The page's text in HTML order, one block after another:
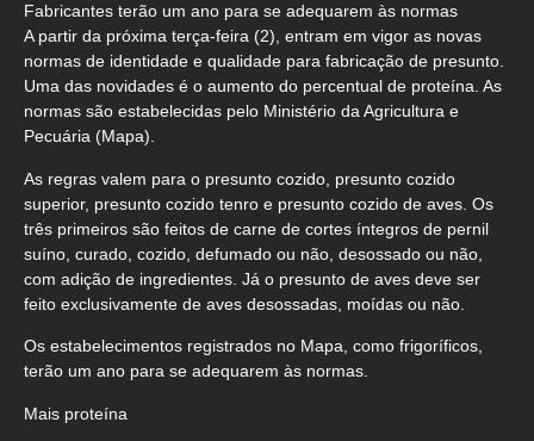
Fabricantes terão um ano para se adequarem às normas
A partir da próxima terça-feira (2), entram em vigor as novas
normas de identidade e qualidade para fabricação de presunto.
Uma das novidades é o aumento do percentual de proteína. As
normas são estabelecidas pelo Ministério da Agricultura e
Pecuária (Mapa).
As regras valem para o presunto cozido, presunto cozido
superior, presunto cozido tenro e presunto cozido de aves. Os
três primeiros são feitos de carne de cortes íntegros de pernil
suíno, curado, cozido, defumado ou não, desossado ou não,
com adição de ingredientes. Já o presunto de aves deve ser
feito exclusivamente de aves desossadas, moídas ou não.
Os estabelecimentos registrados no Mapa, como frigoríficos,
terão um ano para se adequarem às normas.
Mais proteína